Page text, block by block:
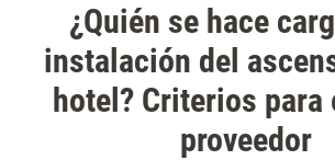
¿Quién se hace
instalación del
hotel? Criterios para
proveedor